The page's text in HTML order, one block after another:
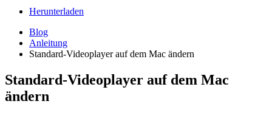
Herunterladen
Blog
Anleitung
Standard-Videoplayer auf dem Mac ändern
Standard-Videoplayer auf dem Mac
ändern